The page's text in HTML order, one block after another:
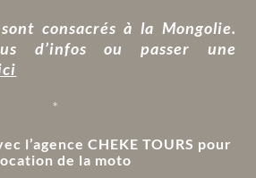
consacrés à la Mongolie.
d’infos ou passer une
*
l’agence CHEKE TOURS pour
de la moto